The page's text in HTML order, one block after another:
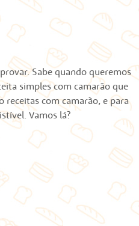
Sabe quando queremos
simples com camarão que
receitas com camarão, e para
Vamos lá?